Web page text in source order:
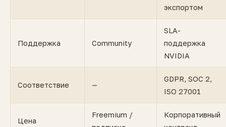
экспортом
Поддержка Community
SLA-
поддержка
NVIDIA
Соответствие —
GDPR, SOC 2,
ISO 27001
Цена
Freemium /
Корпоративный